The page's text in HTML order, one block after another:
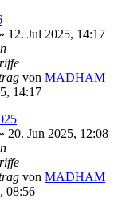
» 12. Jul 2025, 14:17
von MADHAM
14:17
» 20. Jun 2025, 12:08
von MADHAM
08:56